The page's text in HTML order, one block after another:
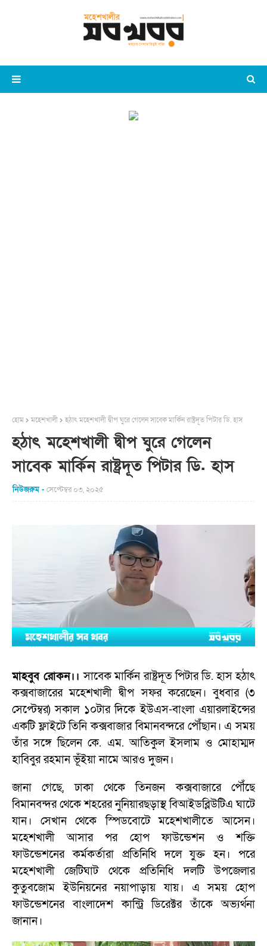
হোম মহেশখালী হঠাৎ মহেশখালী দ্বীপ ঘুরে গেলেন সাবেক মার্কিন রাষ্ট্রদূত পিটার ডি. হাস
হঠাৎ মহেশখালী দ্বীপ ঘুরে গেলেন
সাবেক মার্কিন রাষ্ট্রদূত পিটার ডি. হাস
নিউজরুম সেপ্টেম্বর ০৩, ২০২৫
মাহবুব রোকন।।সাবেক মার্কিন রাষ্ট্রদূত পিটার ডি. হাস হঠাৎ
কক্সবাজারের মহেশখালী দ্বীপ সফর করেছেন। বুধবার (৩
সেপ্টেম্বর) সকাল ১০টার দিকে ইউএস-বাংলা এয়ারলাইন্সের
একটি ফ্লাইটে তিনি কক্সবাজার বিমানবন্দরে পৌঁছান। এ সময়
তাঁর সঙ্গে ছিলেন কে. এম. আতিকুল ইসলাম ও মোহাম্মদ
হাবিবুর রহমান ভূঁইয়া নামে আরও দুজন।
জানা গেছে, ঢাকা থেকে তিনজন কক্সবাজারে পৌঁছে
বিমানবন্দর থেকে শহরের নুনিয়ারছড়াস্থ বিআইডব্লিউটিএ ঘাটে
যান। সেখান থেকে স্পিডবোটে মহেশখালীতে আসেন।
মহেশখালী আসার পর হোপ ফাউন্ডেশন ও শক্তি
ফাউন্ডেশনের কর্মকর্তারা প্রতিনিধি দলে যুক্ত হন। পরে
মহেশখালী জেটিঘাট থেকে প্রতিনিধি দলটি উপজেলার
কুতুবজোম ইউনিয়নের নয়াপাড়ায় যায়। এ সময় হোপ
ফাউন্ডেশনের বাংলাদেশ কান্ট্রি ডিরেক্টর তাঁকে অভ্যর্থনা
জানান।